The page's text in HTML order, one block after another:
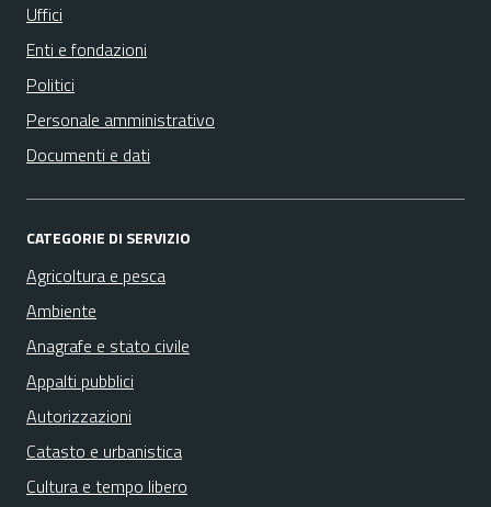
Uffici
Enti e fondazioni
Politici
Personale amministrativo
Documenti e dati
CATEGORIE DI SERVIZIO
Agricoltura e pesca
Ambiente
Anagrafe e stato civile
Appalti pubblici
Autorizzazioni
Catasto e urbanistica
Cultura e tempo libero